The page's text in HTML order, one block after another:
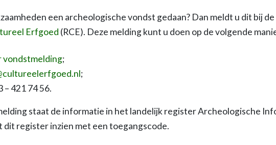
een archeologische vondst gedaan? Dan meldt u dit bij de
Erfgoed (RCE). Deze melding kunt u doen op de volgende
vondstmelding;
;
– 421 74 56.
staat de informatie in het landelijk register Archeologische
dit register inzien met een toegangscode.